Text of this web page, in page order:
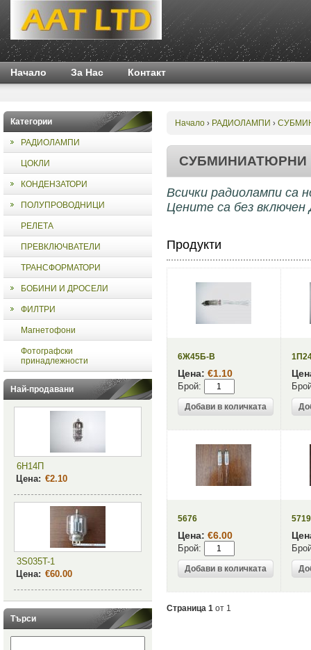
Начало За Нас Контакт
Категории
РАДИОЛАМПИ
ЦОКЛИ
КОНДЕНЗАТОРИ
ПОЛУПРОВОДНИЦИ
РЕЛЕТА
ПРЕВКЛЮЧВАТЕЛИ
ТРАНСФОРМАТОРИ
БОБИНИ И ДРОСЕЛИ
ФИЛТРИ
Магнетофони
Фотографски
принадлежности
Най-продавани
6Н14П
Цена: €2.10
3S035T-1
Цена: €60.00
Търси
Начало › РАДИОЛАМПИ ›
СУБМИНИАТЮРНИ
Всички радиолампи са
Цените са без
Продукти
6Ж45Б-В
Цена: €1.10
Брой:
5676
Цена: €6.00
Брой:
5719
Страница 1от 1